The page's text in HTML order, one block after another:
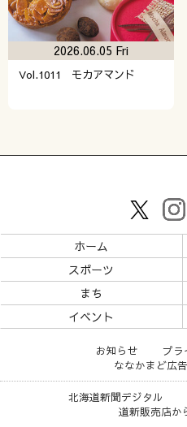
Vol.1011 モカアマンド
2026.06.05 Fri
ホーム
スポーツ
まち
イベント
お知らせ
プラ
ななかまど広
北海道新聞デジタル
道新販売店か